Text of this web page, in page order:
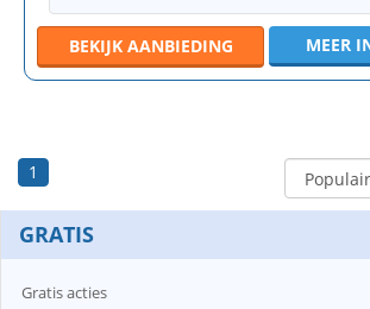
BEKIJK AANBIEDING MEER
1
GRATIS
Gratis acties